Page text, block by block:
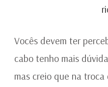
Vocês devem ter
cabo tenho mais
mas creio que na